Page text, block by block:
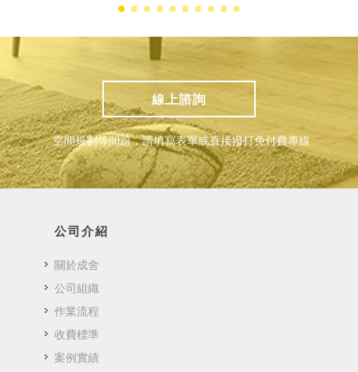
線上諮詢
空間規劃等問題，請填寫表單或直接撥打免付費專線
公司介紹
關於成舍
公司組織
作業流程
收費標準
案例實績